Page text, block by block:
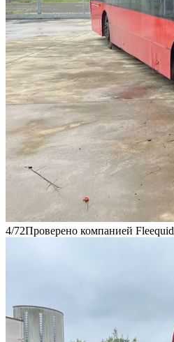
4/72Проверено компанией Fleequid